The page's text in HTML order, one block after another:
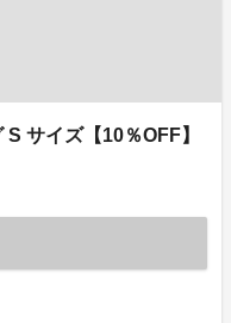
サイズ【10％OFF】